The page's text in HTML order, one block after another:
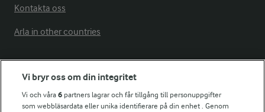
Kontakta oss
Arla in other countries
Fler Arlasajter
För ägare
Vi bryr oss om din integritet
Vi och våra6 partners lagrar och får tillgång till personuppgifter
som webbläsardata eller unika identifierare på din enhet . Genom